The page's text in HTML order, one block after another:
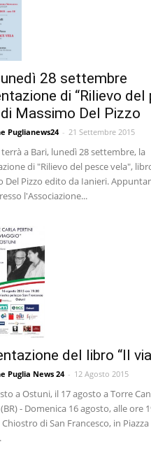
28 settembre
di “Rilievo del
di Massimo Del Pizzo
Puglianews24 - 21 Settembre 2015
terrà a Bari, lunedì 28 settembre, la
di "Rilievo del pesce vela",
Del Pizzo edito da Ianieri.
l'Associazione...
del libro “Il
Puglia News 24 - 12 Agosto 2015
a Ostuni, il 17 agosto a Torre
- Domenica 16 agosto, alle ore
di San Francesco, in